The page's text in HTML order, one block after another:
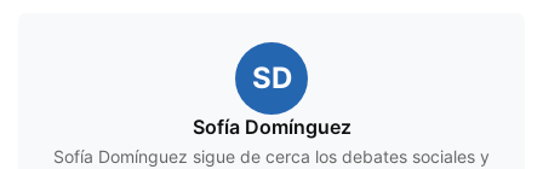
SD
Sofía Domínguez
Sofía Domínguez sigue de cerca los debates sociales y